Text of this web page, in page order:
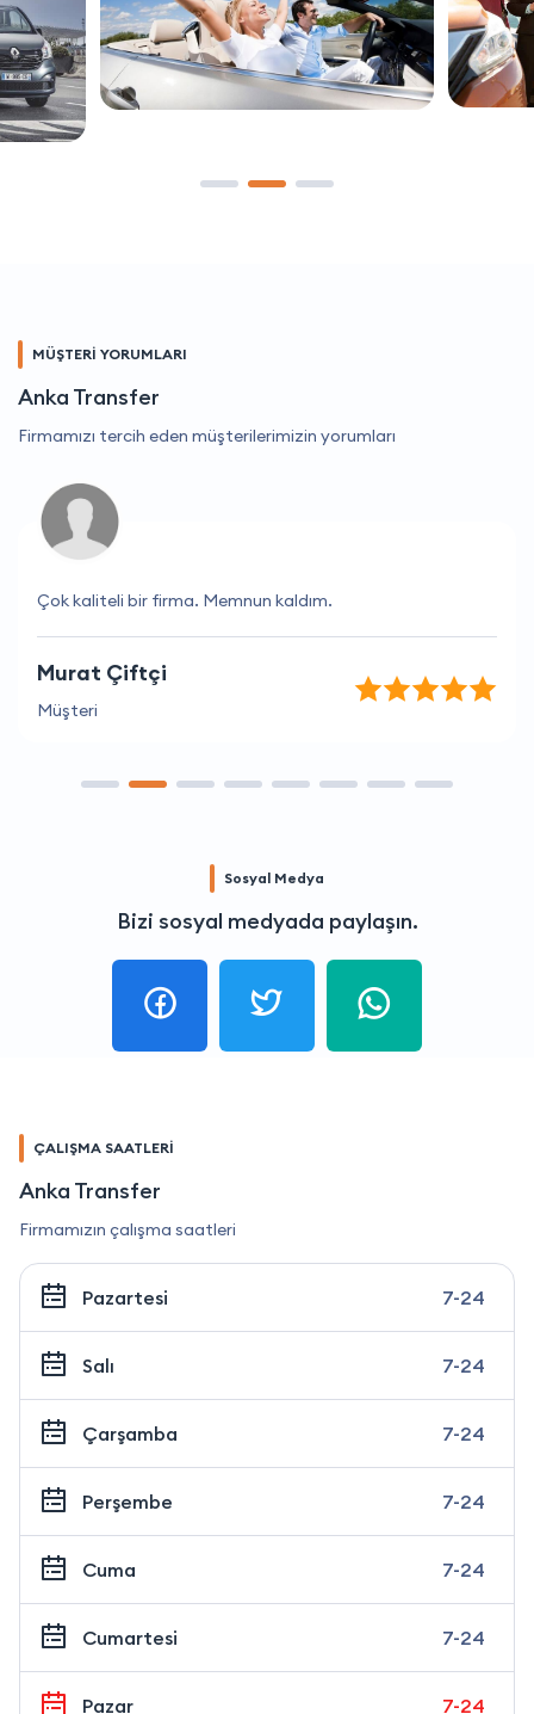
MÜŞTERİ YORUMLARI
Anka Transfer
Firmamızı tercih eden müşterilerimizin yorumları
Çok kaliteli bir firma. Memnun kaldım.
Murat Çiftçi
Müşteri
Sosyal Medya
Bizi sosyal medyada paylaşın.
ÇALIŞMA SAATLERİ
Anka Transfer
Firmamızın çalışma saatleri
Pazartesi 7-24
Salı 7-24
Çarşamba 7-24
Perşembe 7-24
Cuma 7-24
Cumartesi 7-24
Pazar 7-24